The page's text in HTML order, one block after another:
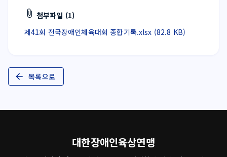
첨부파일 (1)
제41회 전국장애인체육대회 종합기록.xlsx (82.8 KB)
목록으로
대한장애인육상연맹